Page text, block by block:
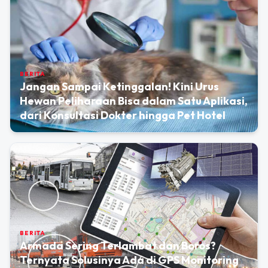
BERITA
Jangan Sampai Ketinggalan! Kini Urus
Hewan Peliharaan Bisa dalam Satu Aplikasi,
dari Konsultasi Dokter hingga Pet Hotel
BERITA
Armada Sering Terlambat dan Boros?
Ternyata Solusinya Ada di GPS Monitoring